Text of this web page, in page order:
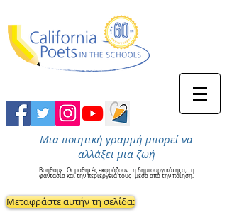
Μια ποιητική γραμμή μπορεί να
αλλάξει μια ζωή
Βοηθάμε Οι μαθητές εκφράζουν τη δημιουργικότητα, τη
φαντασία και την περιέργειά τους μέσα από την ποίηση.
Μεταφράστε αυτήν τη σελίδα: